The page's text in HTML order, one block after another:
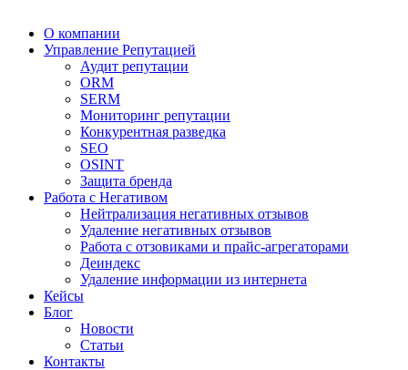
О компании
Управление Репутацией
Аудит репутации
ORM
SERM
Мониторинг репутации
Конкурентная разведка
SEO
OSINT
Защита бренда
Работа с Негативом
Нейтрализация негативных отзывов
Удаление негативных отзывов
Работа с отзовиками и прайс-агрегаторами
Деиндекс
Удаление информации из интернета
Кейсы
Блог
Новости
Статьи
Контакты